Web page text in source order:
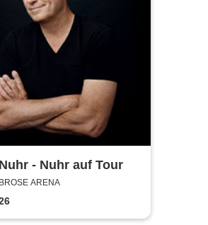
- Nuhr auf Tour
ARENA